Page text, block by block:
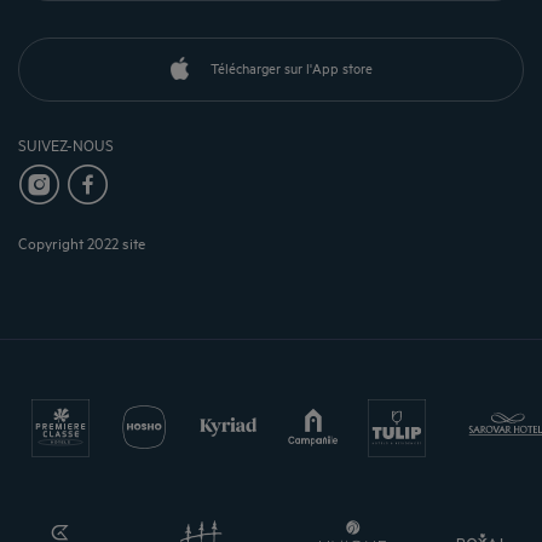
Télécharger sur l'App store
SUIVEZ-NOUS
Copyright 2022 site